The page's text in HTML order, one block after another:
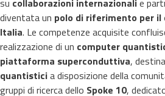
diventata un polo di riferimento per
Italia. Le competenze acquisite
realizzazione di un computer
piattaforma superconduttiva,
quantisticia disposizione della
gruppi di ricerca dello Spoke 10,